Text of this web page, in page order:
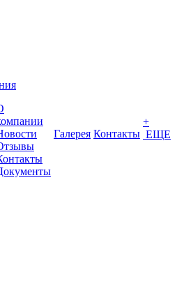
Галерея Контакты
+
ЕЩЕ